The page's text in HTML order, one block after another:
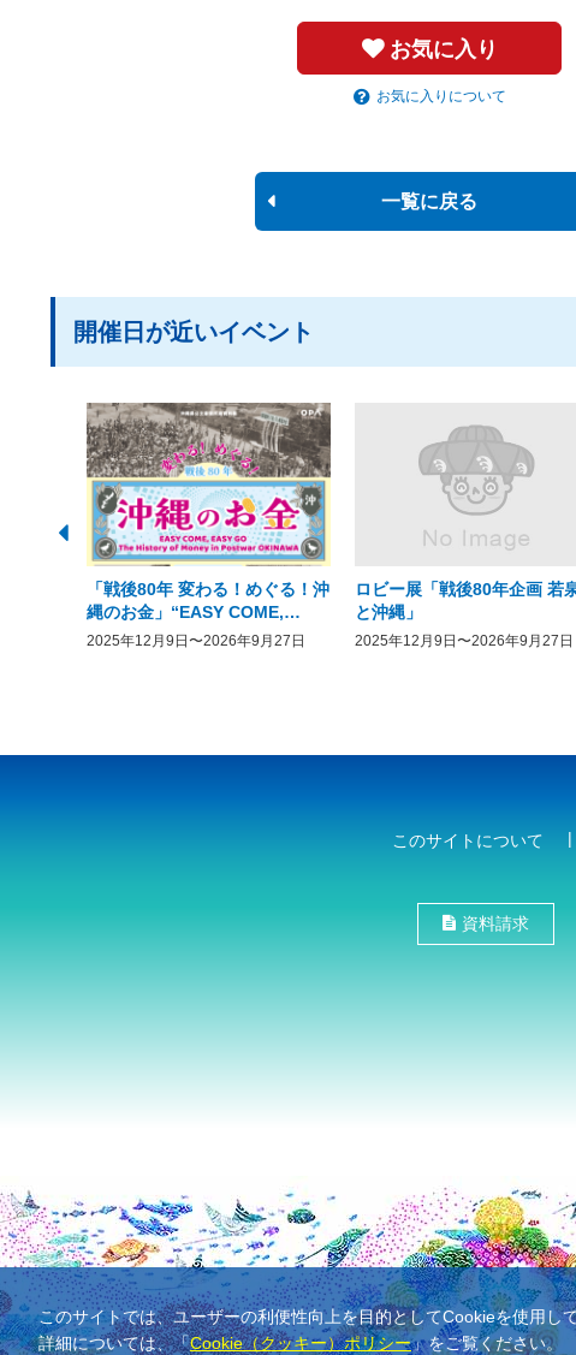
お気に入り
お気に入りについて
一覧に戻る
開催日が近いイベント
「戦後80年 変わる！めぐる！沖
縄のお金」“EASY COME,
EASY GO － The History of
2025年12月9日〜2026年9月27日
ロビー展「戦後80年企画 若
と沖縄」
2025年12月9日〜2026年9月27日
このサイトについて
資料請求
このサイトでは、ユーザーの利便性向上を目的としてCookieを使用
詳細については、「Cookie（クッキー）ポリシー」をご覧ください。